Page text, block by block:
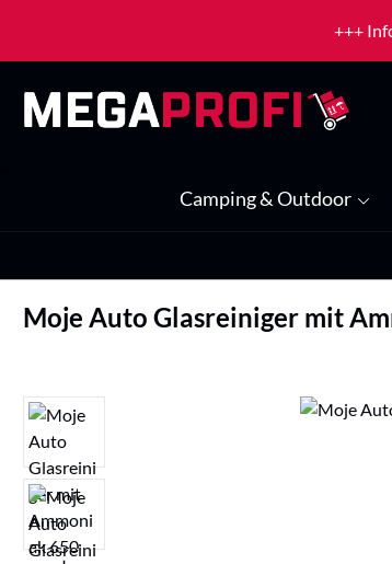
+++
Camping & Outdoor
Moje Auto Glasreiniger mit
Bildergalerie überspringen